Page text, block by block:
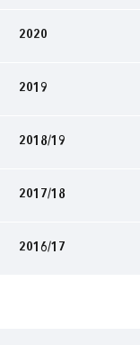
2020
2019
2018/19
2017/18
2016/17